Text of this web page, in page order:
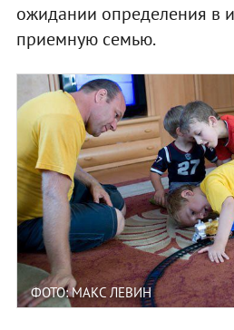
ожидании определения в
приемную семью.
ФОТО: МАКС ЛЕВИН